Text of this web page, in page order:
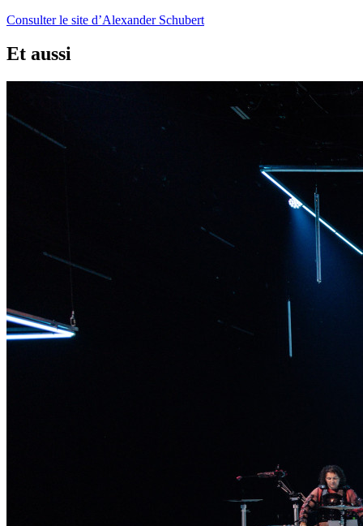
Consulter le site d’Alexander Schubert
Et aussi